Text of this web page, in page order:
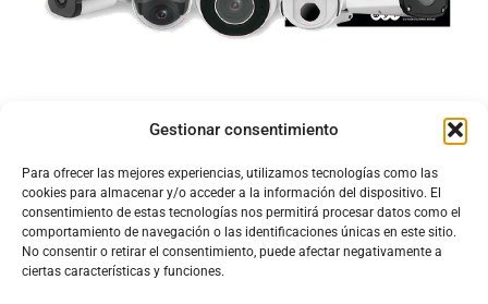
Gestionar consentimiento
Para ofrecer las mejores experiencias, utilizamos tecnologías como las
cookies para almacenar y/o acceder a la información del dispositivo. El
consentimiento de estas tecnologías nos permitirá procesar datos como el
comportamiento de navegación o las identificaciones únicas en este sitio.
No consentir o retirar el consentimiento, puede afectar negativamente a
ciertas características y funciones.